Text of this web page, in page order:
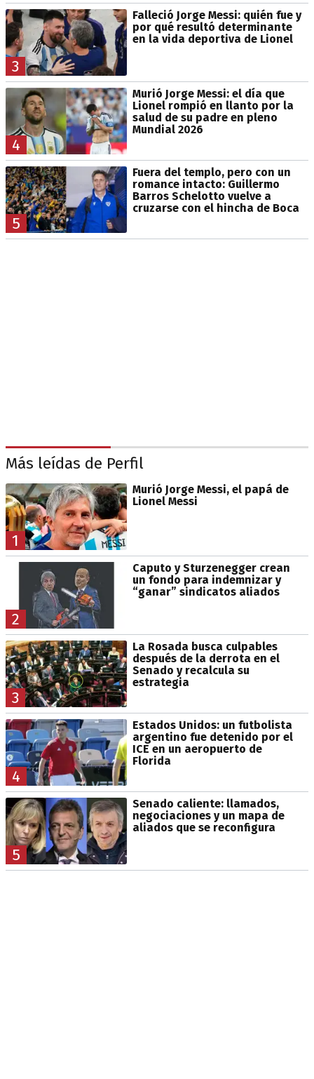
3
Falleció Jorge Messi: quién fue y
por qué resultó determinante
en la vida deportiva de Lionel
4
Murió Jorge Messi: el día que
Lionel rompió en llanto por la
salud de su padre en pleno
Mundial 2026
5
Fuera del templo, pero con un
romance intacto: Guillermo
Barros Schelotto vuelve a
cruzarse con el hincha de Boca
Más leídas de Perfil
1
Murió Jorge Messi, el papá de
Lionel Messi
2
Caputo y Sturzenegger crean
un fondo para indemnizar y
“ganar” sindicatos aliados
3
La Rosada busca culpables
después de la derrota en el
Senado y recalcula su
estrategia
4
Estados Unidos: un futbolista
argentino fue detenido por el
ICE en un aeropuerto de
Florida
5
Senado caliente: llamados,
negociaciones y un mapa de
aliados que se reconfigura